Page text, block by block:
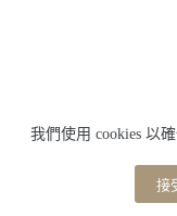
我們使用 cookies 以
接